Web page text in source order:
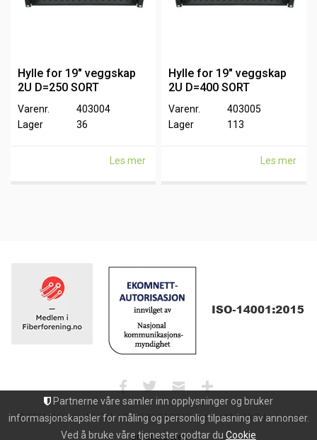
Partnerne våre samler inn opplysninger og bruker
informasjonskapsler for måling og personlig tilpasning av annonser.
Ved å bruke våre tjenester godtar du Cookie
Hylle for 19" veggskap
2U D=250 SORT
Varenr.
403004
Lager
36
Les mer
Hylle for 19" veggskap
2U D=400 SORT
Varenr.
403005
Lager
113
Les mer
© 2026 | Maxeta AS | Tel: +47 33 32 94 30 | E-post: nettbutikk@dgroup.no
Uni Micro Web